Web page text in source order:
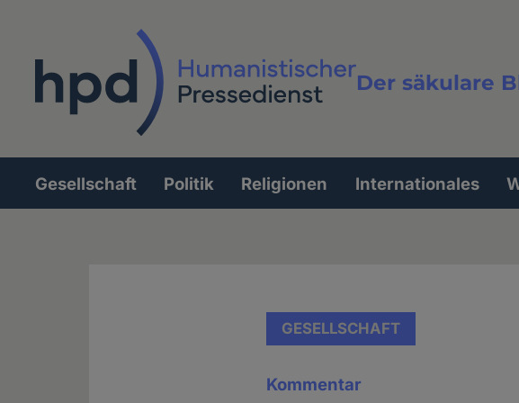
Der säkulare
Volltextsuche
Hauptnavigation
Gesellschaft Politik Religionen Internationales
GESELLSCHAFT
Kommentar